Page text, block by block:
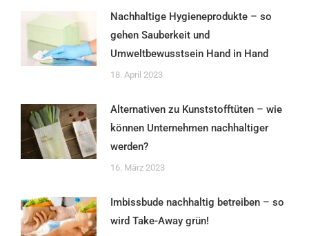
Nachhaltige Hygieneprodukte – so
gehen Sauberkeit und
Umweltbewusstsein Hand in Hand
18. April 2023
Alternativen zu Kunststofftüten – wie
können Unternehmen nachhaltiger
werden?
16. März 2023
Imbissbude nachhaltig betreiben – so
wird Take-Away grün!